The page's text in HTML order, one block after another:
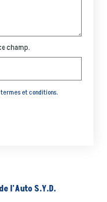
champ.
termes et conditions.
l'Auto S.Y.D.